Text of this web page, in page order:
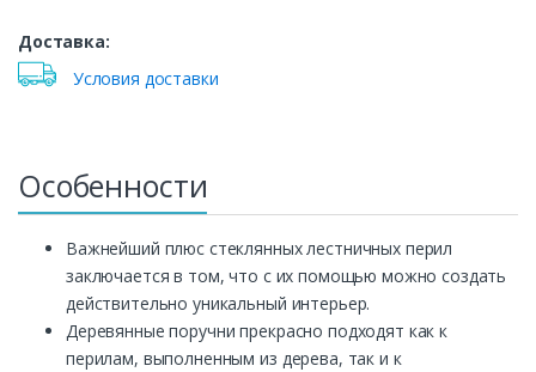
Доставка:
Условия доставки
Особенности
Важнейший плюс стеклянных лестничных перил
заключается в том, что с их помощью можно создать
действительно уникальный интерьер.
Деревянные поручни прекрасно подходят как к
перилам, выполненным из дерева, так и к